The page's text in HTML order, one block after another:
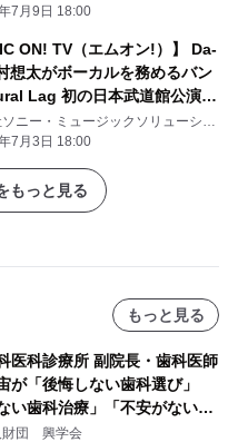
7月9日 18:00
ON! TV（エムオン!）】 Da-
想太がボーカルを務めるバン
Lag 初の日本武道館公演へ
いに迫る！ 過去最大級ライブ
日舞台裏にも密着！ エムオ
火)夜10時～オンエア！
ニー・ミュージックソリューショ
7月3日 18:00
もっと見る
もっと見る
医科診療所 副院長・歯科医師
が「後悔しない歯科選び」
い歯科治療」「不安がない治
をテーマに専門監修
財団 興学会